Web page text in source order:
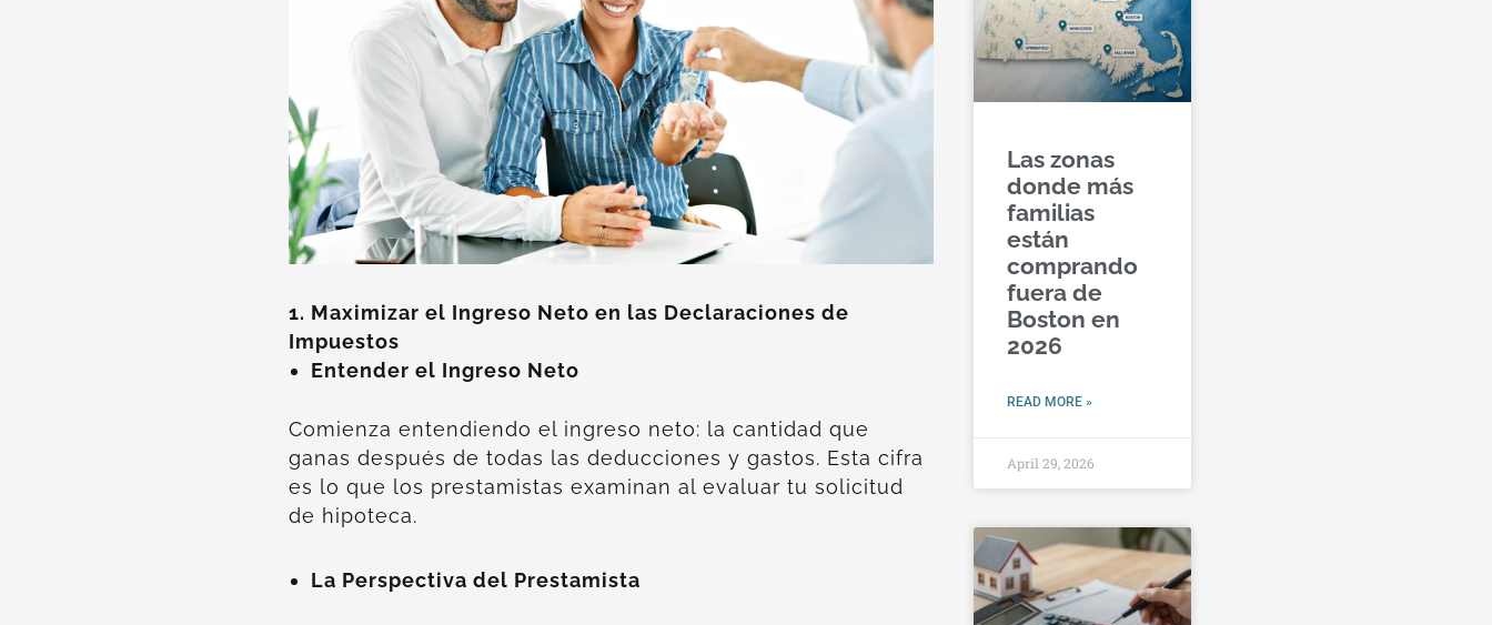
1. Maximizar el Ingreso Neto en las Declaraciones de
Impuestos
Entender el Ingreso Neto
Comienza entendiendo el ingreso neto: la cantidad que
ganas después de todas las deducciones y gastos. Esta cifra
es lo que los prestamistas examinan al evaluar tu solicitud
de hipoteca.
La Perspectiva del Prestamista
Las zonas
donde más
familias
están
comprando
fuera de
Boston en
2026
READ MORE »
April 29, 2026